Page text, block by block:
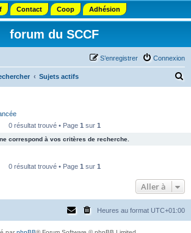
Contact Coop Adhésion
forum du SCCF
Connexion
S’enregistrer
Sujets actifs
e
r
0 résultat trouvé • Page 1 sur 1
correspond à vos critères de recherche.
0 résultat trouvé • Page 1 sur 1
Aller à
Heures au format UTC+01:00